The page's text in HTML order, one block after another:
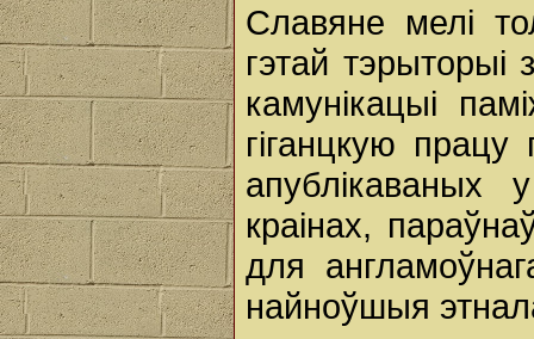
Славяне мелі
гэтай тэрыторыі
камунікацыі
гіганцкую
апублікаваных
краінах,
для
найноўшыя